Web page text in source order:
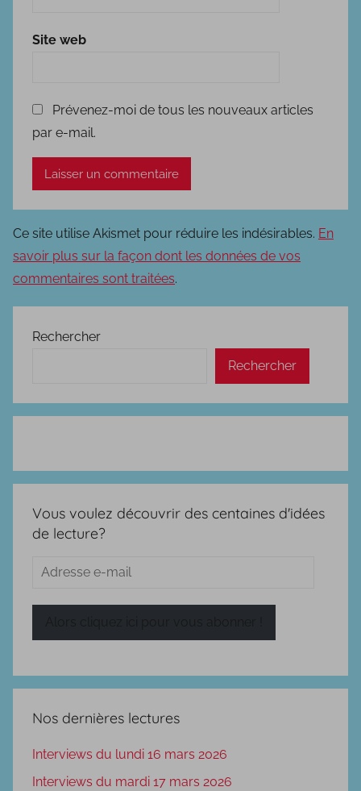
Site web
Prévenez-moi de tous les nouveaux articles
par e-mail.
Ce site utilise Akismet pour réduire les indésirables. En
savoir plus sur la façon dont les données de vos
commentaires sont traitées.
Rechercher
Rechercher
Vous voulez découvrir des centaines d'idées
de lecture?
Adresse
Nos dernières lectures
Interviews du lundi 16 mars 2026
Interviews du mardi 17 mars 2026